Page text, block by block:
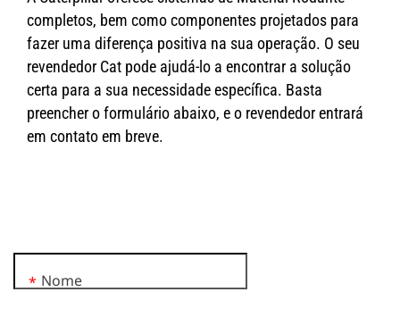
completos, bem como componentes projetados para
fazer uma diferença positiva na sua operação. O seu
revendedor Cat pode ajudá-lo a encontrar a solução
certa para a sua necessidade específica. Basta
preencher o formulário abaixo, e o revendedor entrará
em contato em breve.
Nome
*